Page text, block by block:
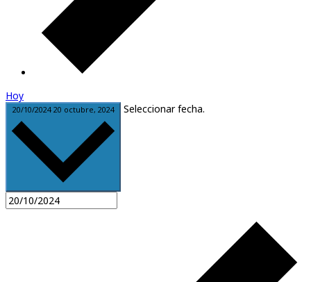
Hoy
20/10/2024 20 octubre, 2024 Seleccionar fecha.